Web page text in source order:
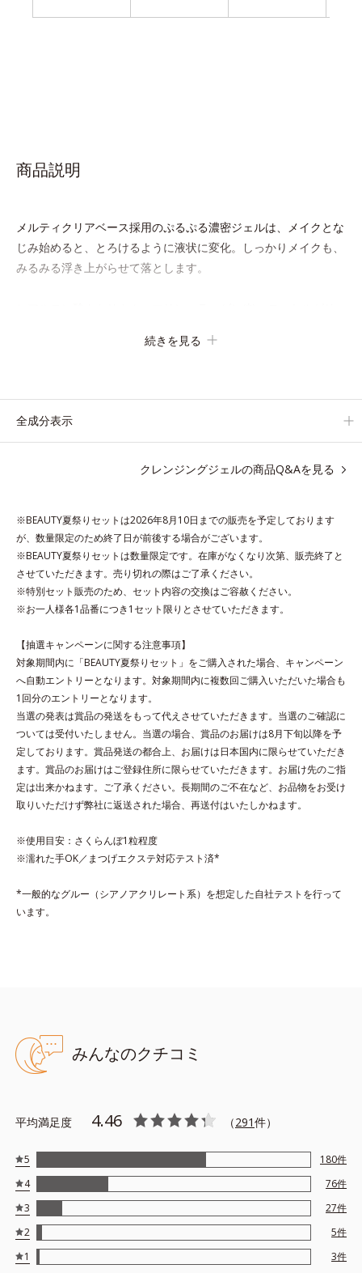
商品説明
メルティクリアベース採用のぷるぷる濃密ジェルは、メイクとな
じみ始めると、とろけるように液状に変化。しっかりメイクも、
みるみる浮き上がらせて落とします。
OKなので、お風呂場でもお使いいただけます。
各商品の詳しい情報は商品ページをご覧ください。
●無油分、無香料、無着色 ●ヒアルロン酸ナトリウム、マリンコラー
ゲン、ローヤルゼリーエキス配合＝保湿成分●グリチルリチン酸ジカ
リウム配合＝肌をすこやかに整える成分●植物性洗浄成分（ヤシ油由
来）配合●アルコールフリー●弱酸性
※アレルギーテスト済＝全ての方にアレルギーが起こらないという
※ノンコメドジェニックテスト済＝すべての人にコメド（ニキビの
もと）ができないというわけではありません。
続きを見る
全成分表示
クレンジングジェルの商品Q&Aを見る
※BEAUTY夏祭りセットは2026年8月10日までの販売を予定しております
が、数量限定のため終了日が前後する場合がございます。
※BEAUTY夏祭りセットは数量限定です。在庫がなくなり次第、販売終了と
させていただきます。売り切れの際はご了承ください。
※特別セット販売のため、セット内容の交換はご容赦ください。
※お一人様各1品番につき1セット限りとさせていただきます。
【抽選キャンペーンに関する注意事項】
対象期間内に「BEAUTY夏祭りセット」をご購入された場合、キャンペーン
へ自動エントリーとなります。対象期間内に複数回ご購入いただいた場合も
1回分のエントリーとなります。
当選の発表は賞品の発送をもって代えさせていただきます。当選のご確認に
ついては受付いたしません。当選の場合、賞品のお届けは8月下旬以降を予
定しております。賞品発送の都合上、お届けは日本国内に限らせていただき
ます。賞品のお届けはご登録住所に限らせていただきます。お届け先のご指
定は出来かねます。ご了承ください。長期間のご不在など、お品物をお受け
取りいただけず弊社に返送された場合、再送付はいたしかねます。
※使用目安：さくらんぼ1粒程度
※濡れた手OK／まつげエクステ対応テスト済*
*一般的なグルー（シアノアクリレート系）を想定した自社テストを行って
います。
みんなのクチコミ
平均満足度 4.46 （291件）
5 180件
4
76件
3
27件
2
5件
1
3件